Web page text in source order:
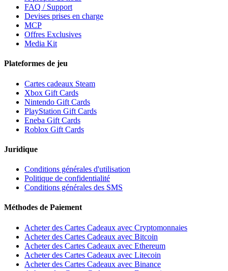
FAQ / Support
Devises prises en charge
MCP
Offres Exclusives
Media Kit
Plateformes de jeu
Cartes cadeaux Steam
Xbox Gift Cards
Nintendo Gift Cards
PlayStation Gift Cards
Eneba Gift Cards
Roblox Gift Cards
Juridique
Conditions générales d'utilisation
Politique de confidentialité
Conditions générales des SMS
Méthodes de Paiement
Acheter des Cartes Cadeaux avec Cryptomonnaies
Acheter des Cartes Cadeaux avec Bitcoin
Acheter des Cartes Cadeaux avec Ethereum
Acheter des Cartes Cadeaux avec Litecoin
Acheter des Cartes Cadeaux avec Binance